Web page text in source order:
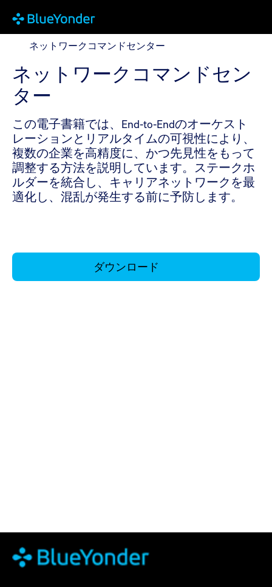
ネットワークコマンドセンター
ネットワークコマンドセンター
ネットワークコマンドセン
ター
この電子書籍では、End-to-Endのオーケスト
レーションとリアルタイムの可視性により、
複数の企業を高精度に、かつ先見性をもって
調整する方法を説明しています。ステークホ
ルダーを統合し、キャリアネットワークを最
適化し、混乱が発生する前に予防します。
ダウンロード